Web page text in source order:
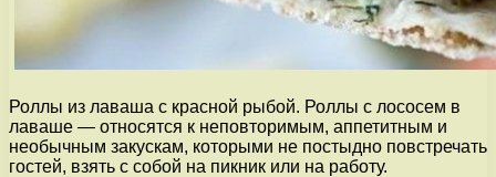
Роллы из лаваша с красной рыбой. Роллы с лососем в
лаваше — относятся к неповторимым, аппетитным и
необычным закускам, которыми не постыдно повстречать
гостей, взять с собой на пикник или на работу.